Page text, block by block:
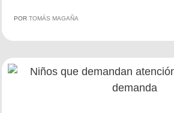
POR TOMÁS MAGAÑA